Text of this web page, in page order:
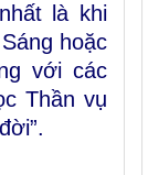
là khi
hoặc
với các
Thần vụ